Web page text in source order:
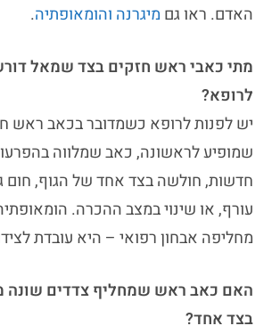
האדם. ראו גם מיגרנה והומאופתיה.
מתי כאבי ראש חזקים בצד שמאל
לרופא?
יש לפנות לרופא כשמדובר בכאב ראש
שמופיע לראשונה, כאב שמלווה
חדשות, חולשה בצד אחד של הגוף, חום
עורף, או שינוי במצב ההכרה.
מחליפה אבחון רפואי – היא עובדת
האם כאב ראש שמחליף צדדים
בצד אחד?